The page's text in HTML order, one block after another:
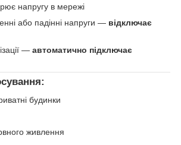
напругу в мережі
або падінні напруги — відключає
— автоматично підключає
будинки
живлення